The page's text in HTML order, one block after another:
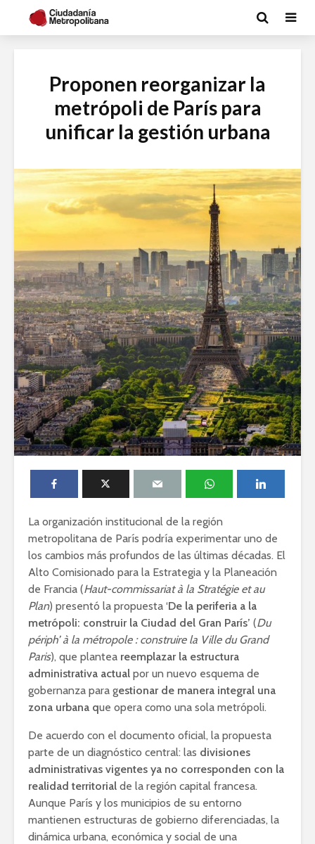
Proponen reorganizar la
metrópoli de París para
unificar la gestión urbana
La organización institucional de la región
metropolitana de París podría experimentar uno de
los cambios más profundos de las últimas décadas. El
Alto Comisionado para la Estrategia y la Planeación
de Francia (Haut-commissariat à la Stratégie et au
Plan) presentó la propuesta ‘De la periferia a la
metrópoli: construir la Ciudad del Gran París’ (Du
périph’ à la métropole : construire la Ville du Grand
Paris), que plantea reemplazar la estructura
administrativa actual por un nuevo esquema de
gobernanza para gestionar de manera integral una
zona urbana que opera como una sola metrópoli.
De acuerdo con el documento oficial, la propuesta
parte de un diagnóstico central: las divisiones
administrativas vigentes ya no corresponden con la
realidad territorial de la región capital francesa.
Aunque París y los municipios de su entorno
mantienen estructuras de gobierno diferenciadas, la
dinámica urbana, económica y social de una